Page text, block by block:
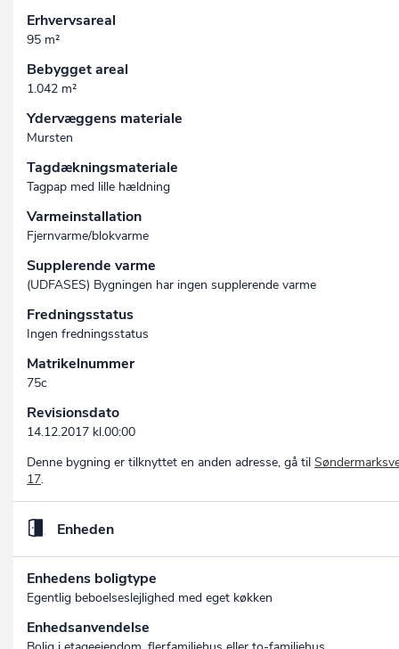
Erhvervsareal
95 m²
Bebygget areal
1.042 m²
Ydervæggens materiale
Mursten
Tagdækningsmateriale
Tagpap med lille hældning
Varmeinstallation
Fjernvarme/blokvarme
Supplerende varme
(UDFASES) Bygningen har ingen supplerende varme
Fredningsstatus
Ingen fredningsstatus
Matrikelnummer
75c
Revisionsdato
14.12.2017 kl.00:00
Denne bygning er tilknyttet en anden adresse, gå til
17.
Enheden
Enhedens boligtype
Egentlig beboelseslejlighed med eget køkken
Enhedsanvendelse